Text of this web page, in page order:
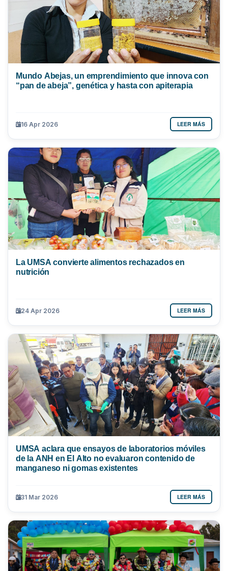
Mundo Abejas, un emprendimiento que innova con
“pan de abeja”, genética y hasta con apiterapia
16 Apr 2026 LEER MÁS
La UMSA convierte alimentos rechazados en
nutrición
24 Apr 2026 LEER MÁS
UMSA aclara que ensayos de laboratorios móviles
de la ANH en El Alto no evaluaron contenido de
manganeso ni gomas existentes
31 Mar 2026 LEER MÁS